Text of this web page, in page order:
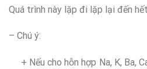
Quá trình này lặp đi lặp lại đến hết.
– Chú ý:
+ Nếu cho hỗn hợp Na, K, Ba,